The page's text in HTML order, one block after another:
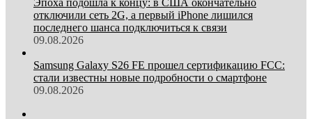
отключили сеть 2G, а первый iPhone лишился
последнего шанса подключиться к связи
09.08.2026
Samsung Galaxy S26 FE прошел сертификацию FCC:
стали известны новые подробности о смартфоне
09.08.2026